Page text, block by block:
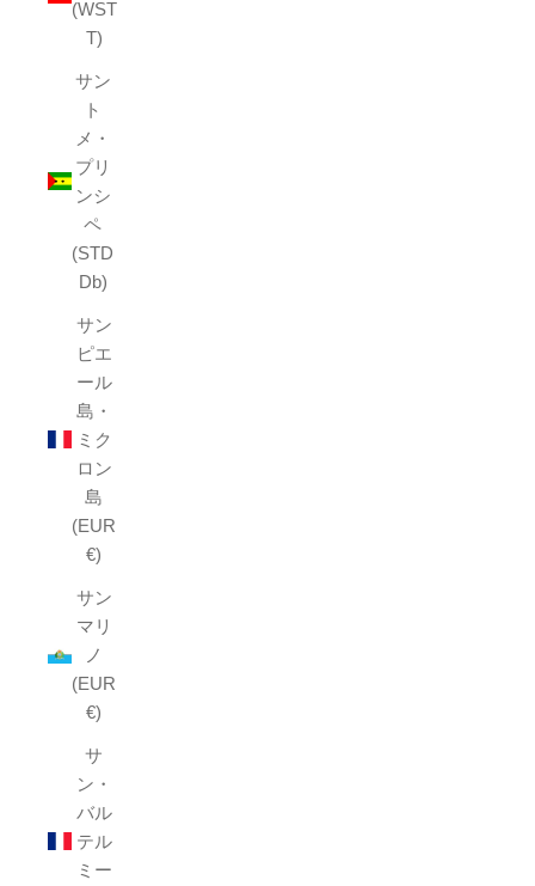
(WST
T)
サン
ト
メ・
プリ
ンシ
ペ
(STD
Db)
サン
ピエ
ール
島・
ミク
ロン
島
(EUR
€)
サン
マリ
ノ
(EUR
€)
サ
ン・
バル
テル
ミー